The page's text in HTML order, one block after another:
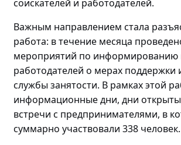
соискателей и работодателей.
Важным направлением стала
работа: в течение месяца
мероприятий по информированию
работодателей о мерах поддержки
службы занятости. В рамках этой
информационные дни, дни
встречи с предпринимателями, в
суммарно участвовали 338 человек.